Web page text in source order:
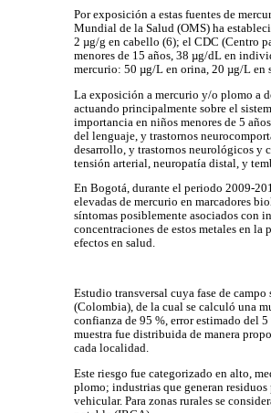
Por exposición a estas fuentes de
Mundial de la Salud (OMS) ha
2 µg/g en cabello (6); el CDC (Centro
menores de 15 años, 38 µg/dL en
mercurio: 50 µg/L en orina, 20 µg/L en
La exposición a mercurio y/o plomo a
actuando principalmente sobre el
importancia en niños menores de 5
del lenguaje, y trastornos
desarrollo, y trastornos neurológicos y
tensión arterial, neuropatía distal, y
En Bogotá, durante el periodo 2009-
elevadas de mercurio en marcadores
síntomas posiblemente asociados con
concentraciones de estos metales en la
efectos en salud.
Estudio transversal cuya fase de
(Colombia), de la cual se calculó una
confianza de 95 %, error estimado del
muestra fue distribuida de manera
cada localidad.
Este riesgo fue categorizado en alto,
plomo; industrias que generan
vehicular. Para zonas rurales se